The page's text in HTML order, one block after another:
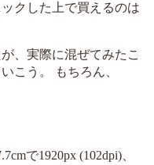
クした上で買えるのは
、実際に混ぜてみたこ
こう。 もちろん、
で1920px (102dpi)、